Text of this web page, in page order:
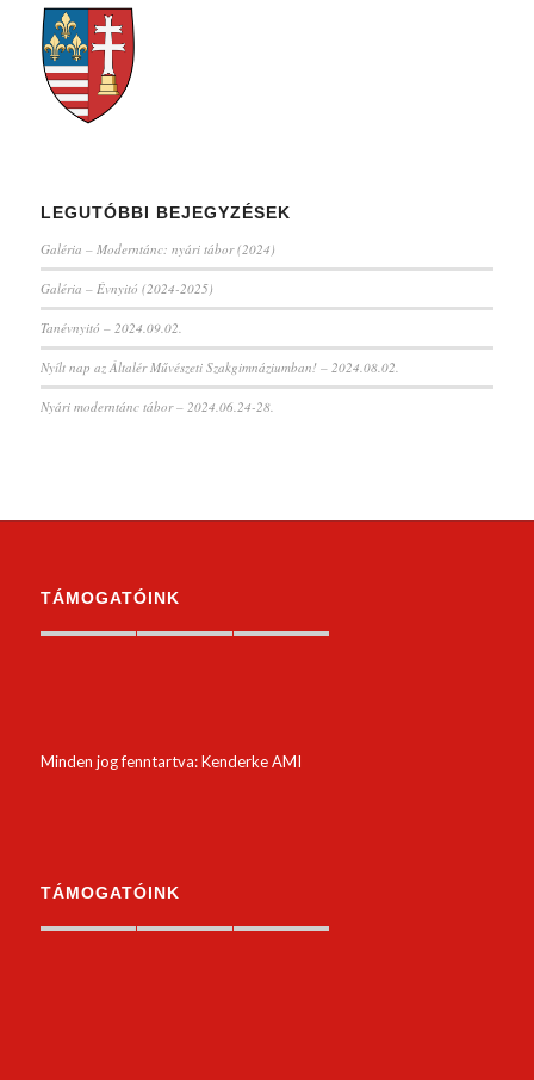
LEGUTÓBBI BEJEGYZÉSEK
Galéria – Moderntánc: nyári tábor (2024)
Galéria – Évnyitó (2024-2025)
Tanévnyitó – 2024.09.02.
Nyílt nap az Általér Művészeti Szakgimnáziumban! – 2024.08.02.
Nyári moderntánc tábor – 2024.06.24-28.
TÁMOGATÓINK
Minden jog fenntartva: Kenderke AMI
TÁMOGATÓINK